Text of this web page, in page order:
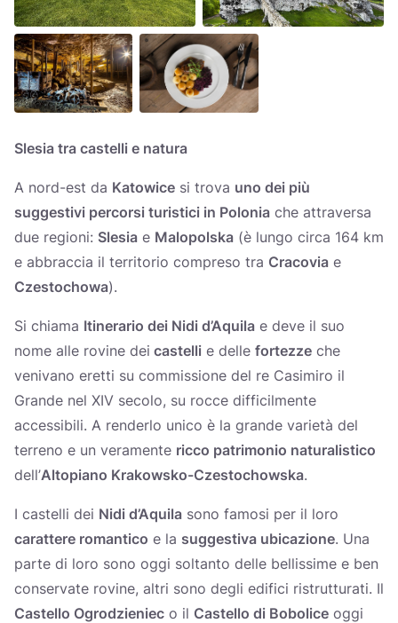
Slesia tra castelli e natura
A nord-est da Katowice si trova uno dei più
suggestivi percorsi turistici in Polonia che attraversa
due regioni: Slesia e Malopolska (è lungo circa 164 km
e abbraccia il territorio compreso tra Cracovia e
Czestochowa).
Si chiama Itinerario dei Nidi d’Aquila e deve il suo
nome alle rovine dei castelli e delle fortezze che
venivano eretti su commissione del re Casimiro il
Grande nel XIV secolo, su rocce difficilmente
accessibili. A renderlo unico è la grande varietà del
terreno e un veramente ricco patrimonio naturalistico
dell’Altopiano Krakowsko-Czestochowska.
I castelli dei Nidi d’Aquila sono famosi per il loro
carattere romantico e la suggestiva ubicazione. Una
parte di loro sono oggi soltanto delle bellissime e ben
conservate rovine, altri sono degli edifici ristrutturati. Il
Castello Ogrodzieniec o il Castello di Bobolice oggi